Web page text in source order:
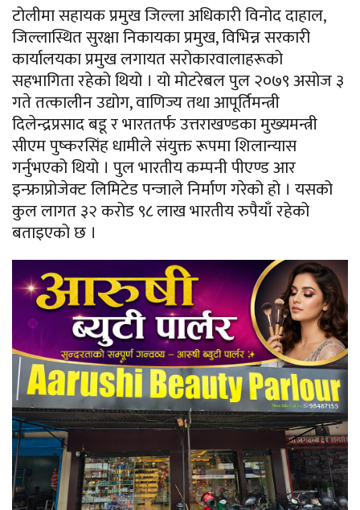
टोलीमा सहायक प्रमुख जिल्ला अधिकारी विनोद दाहाल,
जिल्लास्थित सुरक्षा निकायका प्रमुख, विभिन्न सरकारी
कार्यालयका प्रमुख लगायत सरोकारवालाहरूको
सहभागिता रहेको थियो । यो मोटरेबल पुल २०७९ असोज ३
गते तत्कालीन उद्योग, वाणिज्य तथा आपूर्तिमन्त्री
दिलेन्द्रप्रसाद बडू र भारततर्फ उत्तराखण्डका मुख्यमन्त्री
सीएम पुष्करसिंह धामीले संयुक्त रूपमा शिलान्यास
गर्नुभएको थियो । पुल भारतीय कम्पनी पीएण्ड आर
इन्फ्राप्रोजेक्ट लिमिटेड पन्जाले निर्माण गरेको हो । यसको
कुल लागत ३२ करोड ९८ लाख भारतीय रुपैयाँ रहेको
बताइएको छ ।